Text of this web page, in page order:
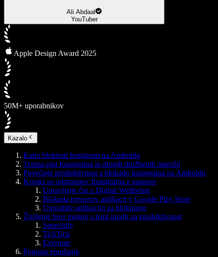
Ali Abdaal
YouTuber
Apple Design Award 2025
50M+ uporabnikov
Kazalo
Kako blokirati Instagram na Androidu
Temna plat Instagrama in drugih družbenih omrežij
Povečajte produktivnost z blokado Instagrama na Androidu
Koraki za odstranitev Instagrama z naprave
Upravljajte čas z Digital Wellbeing
Blokada prenosov aplikacij v Google Play Store
Uporabite aplikacijo za blokiranje
Življenje brez motenj s temi orodji za produktivnost
Speechify
TickTick
Evernote
Pogosta vprašanja